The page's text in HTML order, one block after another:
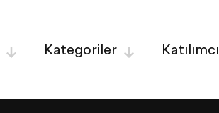
Kategoriler